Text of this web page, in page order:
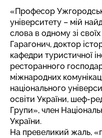
«Професор
університету – мій
слова в одному зі
Гарагонич, доктор
кафедри туристичної
ресторанного
міжнародних
національного
освіти України, шеф-
Групи», член
України.
На превеликий жаль,